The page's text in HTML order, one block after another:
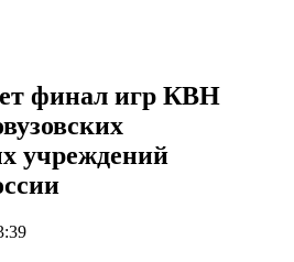
финал игр КВН
учреждений